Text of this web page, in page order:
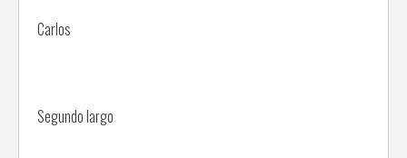
Carlos
Segundo largo